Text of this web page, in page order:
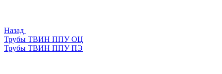
Назад
Трубы ТВИН ППУ ОЦ
Трубы ТВИН ППУ ПЭ